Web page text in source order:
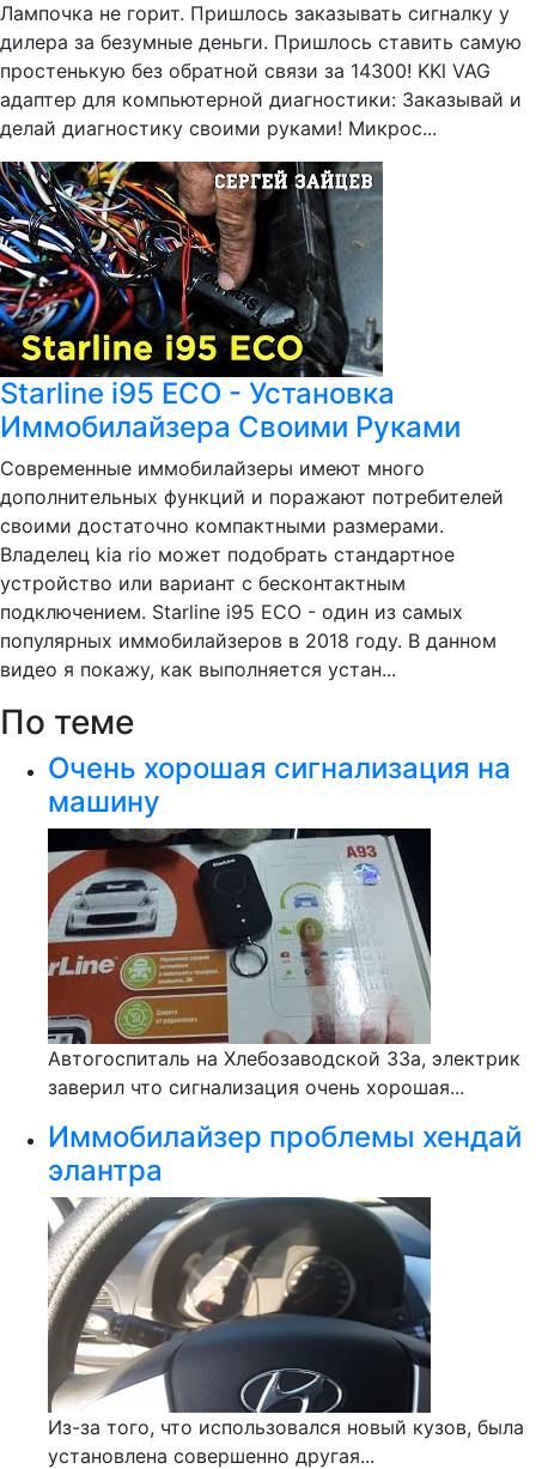
Лампочка не горит. Пришлось заказывать сигналку у
дилера за безумные деньги. Пришлось ставить самую
простенькую без обратной связи за 14300! KKl VAG
адаптер для компьютерной диагностики: Заказывай и
делай диагностику своими руками! Микрос...
Starline i95 ECO - Установка
Иммобилайзера Своими Руками
Современные иммобилайзеры имеют много
дополнительных функций и поражают потребителей
своими достаточно компактными размерами.
Владелец kia rio может подобрать стандартное
устройство или вариант с бесконтактным
подключением. Starline i95 ECO - один из самых
популярных иммобилайзеров в 2018 году. В данном
видео я покажу, как выполняется устан...
По теме
Очень хорошая сигнализация на
машину
Автогоспиталь на Хлебозаводской 33а, электрик
заверил что сигнализация очень хорошая...
Иммобилайзер проблемы хендай
элантра
Из-за того, что использовался новый кузов, была
установлена совершенно другая...